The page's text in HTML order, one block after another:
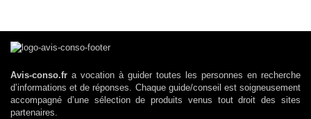
Avis-conso.fr a vocation à guider toutes les personnes en recherche
d’informations et de réponses. Chaque guide/conseil est soigneusement
accompagné d’une sélection de produits venus tout droit des sites
partenaires.